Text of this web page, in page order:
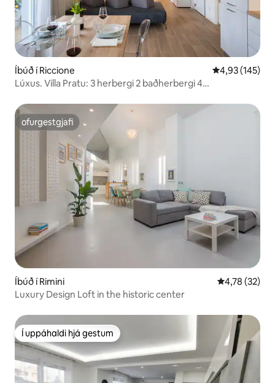
Íbúð í Riccione 4,93 af 5 í
4,93 (145)
Lúxus. Villa Pratu: 3 herbergi 2 baðherbergi 4
ofurgestgjafi
ofurgestgjafi
Íbúð í Rimini 4,78 af 5 í
4,78 (32)
Luxury Design Loft in the historic center
Í uppáhaldi hjá gestum
Í uppáhaldi hjá gestum